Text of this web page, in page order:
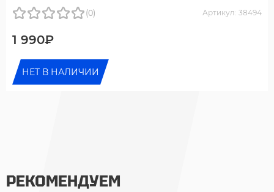
(0) Артикул: 38494
1 990₽
НЕТ В НАЛИЧИИ
РЕКОМЕНДУЕМ